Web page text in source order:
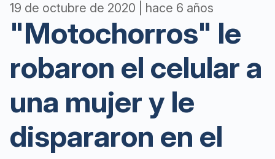
19 de octubre de 2020 | hace 6 años
"Motochorros" le
robaron el celular a
una mujer y le
dispararon en el